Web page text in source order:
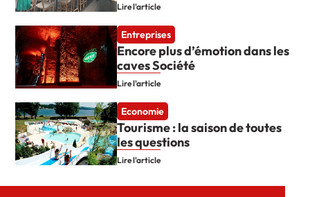
Lire l'article
Entreprises
Encore plus d’émotion dans les
caves Société
Lire l'article
Economie
Tourisme : la saison de toutes
les questions
Lire l'article